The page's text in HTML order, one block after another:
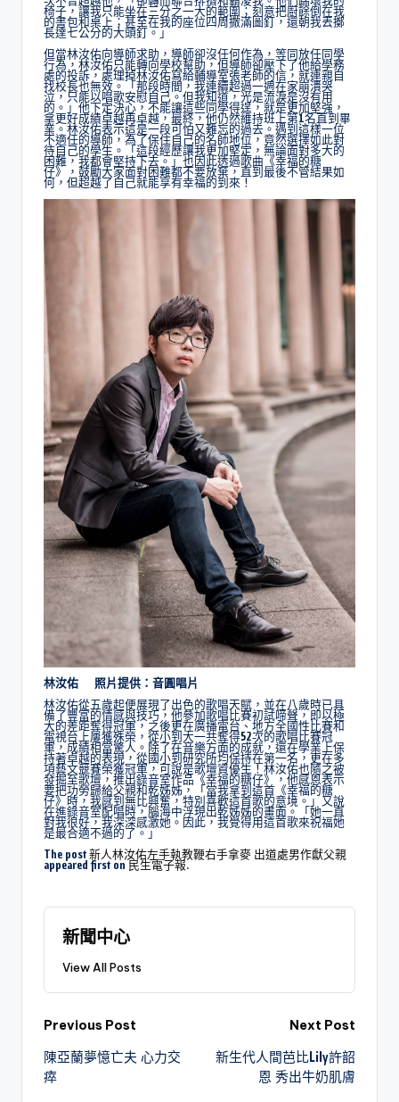
椅子，讓我只能坐在三分之一大的範圍；刻意把廚餘倒在我
的書包和桌上；甚至在我的座位四周撒滿圖釘，還朝我丟擲
長達七公分的大頭釘。」
但當林汝佑向導師求助，導師卻沒任何作為，等同放任同學
行為，林汝佑只能轉向學校幫助，但導師卻壓下了他給學務
處的投訴，處理掉林汝佑寫給輔導室張老師的信，就連親自
找校長也無效。「那段時間，我連續超過一週在家崩潰哭
泣，只能以唱歌安慰自己。但我知道，光是流淚是沒有用
的。」他下定決心，不能讓這些同學得逞，就是更加堅強，
拿更好成績卓越再卓越，最終，他仍然維持班上第1名直到畢
業。林汝佑表示這是一段可怕又難忘的過去。遇到這樣一位
不適任的導師，為了保住自己的名師地位，竟然選擇如此對
待自己的學生。「這段經歷讓我更加堅定，無論面對多大的
困難，我都會堅持下去。」也因此透過歌曲《幸福的糖
仔》，鼓勵大家面對困難都不要放棄，直到最後不管結果如
何，但超越了自己就能享有幸福的到來！
林汝佑 照片提供：音圓唱片
林汝佑從五歲起便展現了出色的歌唱天賦，並在八歲時已具
備了豐富的情感與技巧，他參加歌唱比賽初試啼聲，即以極
大的差距奪得冠軍，之後更在廣播電台、地方全國性比賽和
電視台上屢獲殊榮，從小到大一共奪得52次的歌唱比賽冠
軍，成績相當驚人。除了在音樂方面的成就，還在學業上保
持著卓越的表現，從國小到研究所均保持在第一名，更在多
項藝文競賽榮獲冠軍，可說是歌壇資優生！林汝佑也隨之被
發掘至歌壇，推出錄音室作品《幸福的糖仔》，他感恩表示
要把功勞歸給父親和乾姊姊，「當我拿到這首《幸福的糖
仔》時，我感到無比興奮，特別喜歡這首歌的意境。」又說
在進錄音室配唱時，腦海中浮現出乾姊姊的畫面。「她一直
對我很好，我深深感激她。因此，我覺得用這首歌來祝福她
是最合適不過的了。」
The post新人林汝佑左手執教鞭右手拿麥 出道處男作獻父親
appeared first on民生電子報.
新聞中心
View All Posts
Previous Post
陳亞蘭夢憶亡夫 心力交
瘁
Next Post
新生代人間芭比Lily許韶
恩 秀出牛奶肌膚